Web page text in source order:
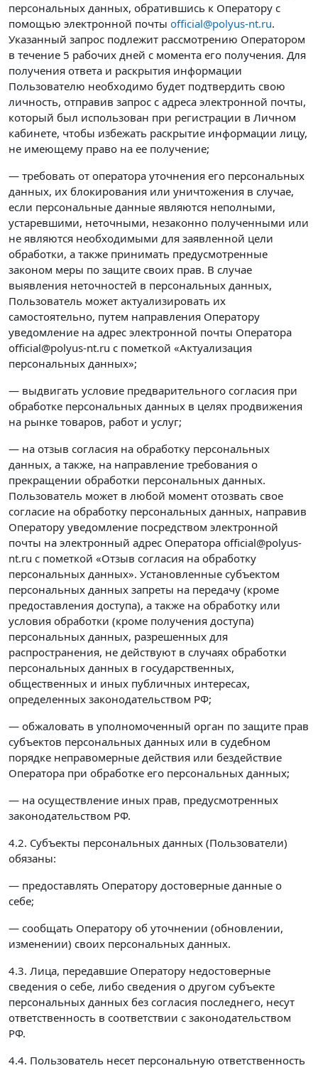
персональных данных, обратившись к Оператору с
помощью электронной почты official@polyus-nt.ru.
Указанный запрос подлежит рассмотрению Оператором
в течение 5 рабочих дней с момента его получения. Для
получения ответа и раскрытия информации
Пользователю необходимо будет подтвердить свою
личность, отправив запрос с адреса электронной почты,
который был использован при регистрации в Личном
кабинете, чтобы избежать раскрытие информации лицу,
не имеющему право на ее получение;
— требовать от оператора уточнения его персональных
данных, их блокирования или уничтожения в случае,
если персональные данные являются неполными,
устаревшими, неточными, незаконно полученными или
не являются необходимыми для заявленной цели
обработки, а также принимать предусмотренные
законом меры по защите своих прав. В случае
выявления неточностей в персональных данных,
Пользователь может актуализировать их
самостоятельно, путем направления Оператору
уведомление на адрес электронной почты Оператора
official@polyus-nt.ru с пометкой «Актуализация
персональных данных»;
— выдвигать условие предварительного согласия при
обработке персональных данных в целях продвижения
на рынке товаров, работ и услуг;
— на отзыв согласия на обработку персональных
данных, а также, на направление требования о
прекращении обработки персональных данных.
Пользователь может в любой момент отозвать свое
согласие на обработку персональных данных, направив
Оператору уведомление посредством электронной
почты на электронный адрес Оператора official@polyus-
nt.ru с пометкой «Отзыв согласия на обработку
персональных данных». Установленные субъектом
персональных данных запреты на передачу (кроме
предоставления доступа), а также на обработку или
условия обработки (кроме получения доступа)
персональных данных, разрешенных для
распространения, не действуют в случаях обработки
персональных данных в государственных,
общественных и иных публичных интересах,
определенных законодательством РФ;
— обжаловать в уполномоченный орган по защите прав
субъектов персональных данных или в судебном
порядке неправомерные действия или бездействие
Оператора при обработке его персональных данных;
— на осуществление иных прав, предусмотренных
законодательством РФ.
4.2. Субъекты персональных данных (Пользователи)
обязаны:
— предоставлять Оператору достоверные данные о
себе;
— сообщать Оператору об уточнении (обновлении,
изменении) своих персональных данных.
4.3. Лица, передавшие Оператору недостоверные
сведения о себе, либо сведения о другом субъекте
персональных данных без согласия последнего, несут
ответственность в соответствии с законодательством
РФ.
4.4. Пользователь несет персональную ответственность